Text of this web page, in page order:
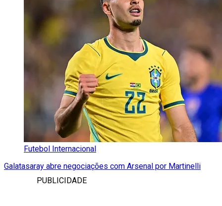
Futebol Internacional
Galatasaray abre negociações com Arsenal por Martinelli
PUBLICIDADE